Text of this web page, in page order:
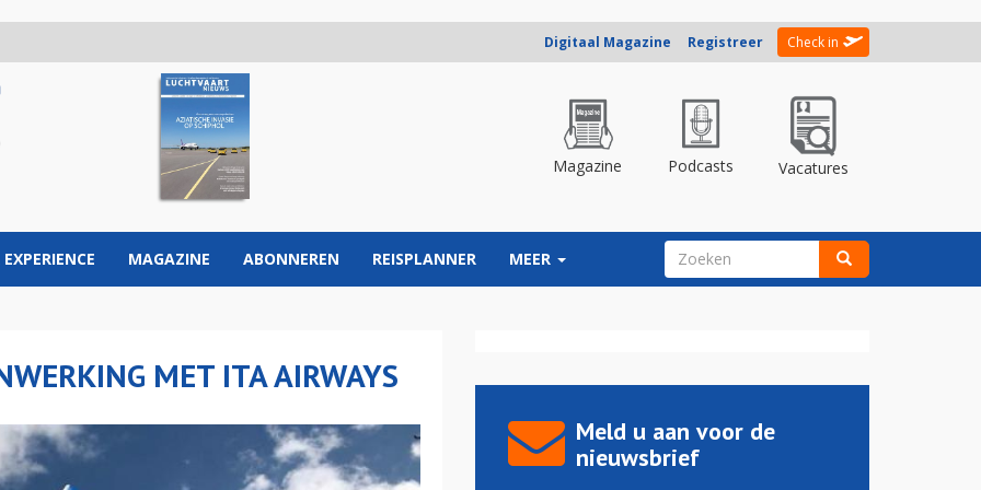
Digitaal Magazine Registreer Check in
Magazine Podcasts Vacatures
EXPERIENCE MAGAZINE ABONNEREN REISPLANNER MEER ZOEKVELD
MET ITA AIRWAYS
Meld u aan voor de
nieuwsbrief